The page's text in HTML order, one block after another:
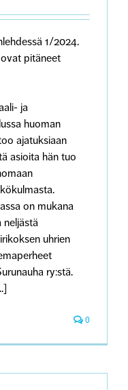
1/2024.
pitäneet
ja
huoman
ajatuksiaan
asioita hän tuo
on mukana
neljästä
uhrien
ry:stä.
0